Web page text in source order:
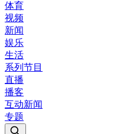
体育
视频
新闻
娱乐
生活
系列节目
直播
播客
互动新闻
专题